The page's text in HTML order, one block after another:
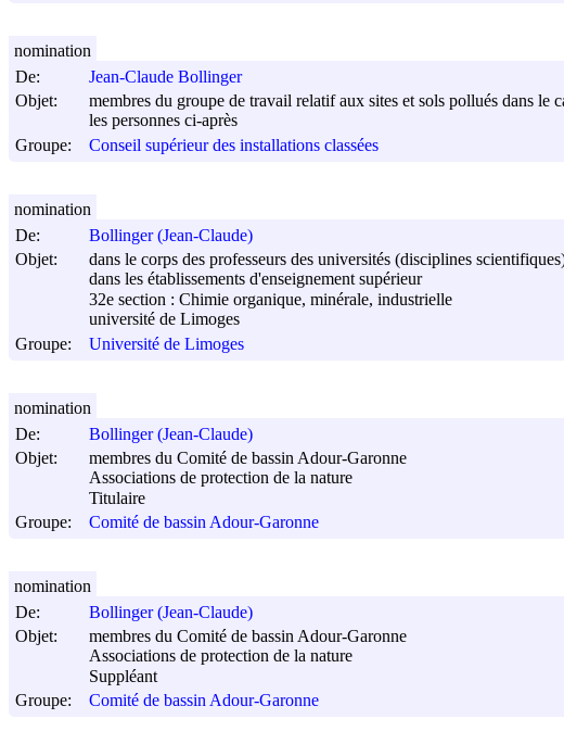
De:
Jean-Claude Bollinger
Objet:
membres du groupe de travail relatif aux sites et sols pollués dans le
les personnes ci-après
Groupe:
Conseil supérieur des installations classées
nomination
De:
Bollinger (Jean-Claude)
Objet:
dans le corps des professeurs des universités (disciplines
dans les établissements d'enseignement supérieur
32e section : Chimie organique, minérale, industrielle
université de Limoges
Groupe:
Université de Limoges
nomination
De:
Bollinger (Jean-Claude)
Objet:
membres du Comité de bassin Adour-Garonne
Associations de protection de la nature
Titulaire
Groupe:
Comité de bassin Adour-Garonne
nomination
De:
Bollinger (Jean-Claude)
Objet:
membres du Comité de bassin Adour-Garonne
Associations de protection de la nature
Suppléant
Groupe:
Comité de bassin Adour-Garonne
nomination